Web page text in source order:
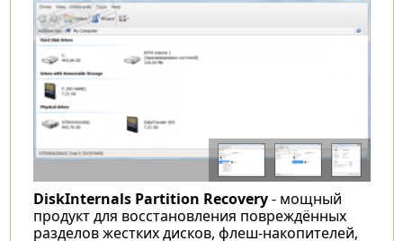
DiskInternals Partition Recovery- мощный
продукт для восстановления повреждённых
разделов жестких дисков, флеш-накопителей,